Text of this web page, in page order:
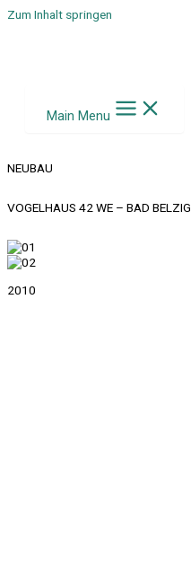
Zum Inhalt springen
Main Menu
NEUBAU
VOGELHAUS 42 WE – BAD BELZIG
2010